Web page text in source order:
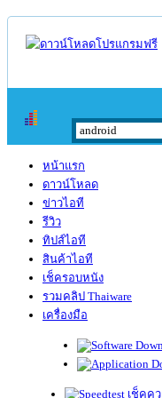
หน้าแรก
ดาวน์โหลด
ข่าวไอที
รีวิว
ทิปส์ไอที
สินค้าไอที
เช็ครอบหนัง
รวมคลิป Thaiware
เครื่องมือ
เช็คคว